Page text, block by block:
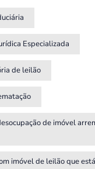
Especializada
de leilão
de imóvel
imóvel de leilão que está